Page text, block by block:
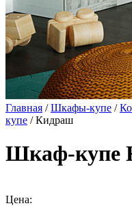
Главная /Шкафы-купе /
купе / Кидраш
Шкаф-купе
Цена: